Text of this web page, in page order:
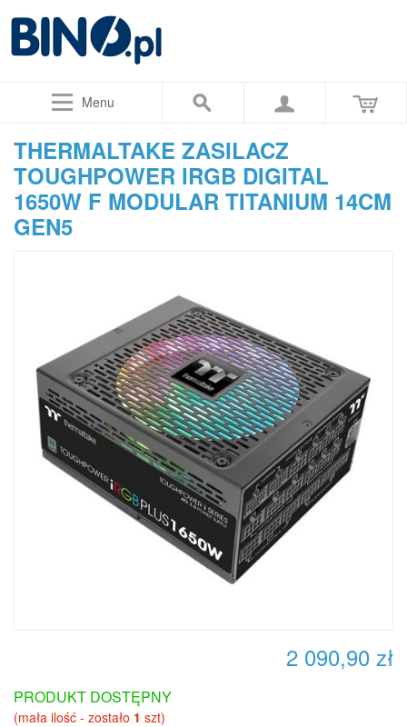
Menu
THERMALTAKE ZASILACZ
TOUGHPOWER IRGB DIGITAL
1650W F MODULAR TITANIUM 14CM
GEN5
2 090,90 zł
PRODUKT DOSTĘPNY
(mała ilość - zostało 1 szt)